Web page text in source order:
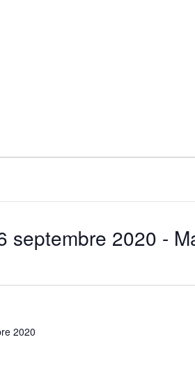
septembre 2020 -
2020